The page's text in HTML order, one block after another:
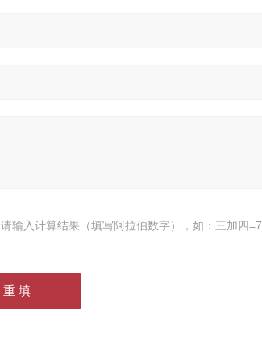
请输入计算结果（填写阿拉伯数字），如：三加四=7